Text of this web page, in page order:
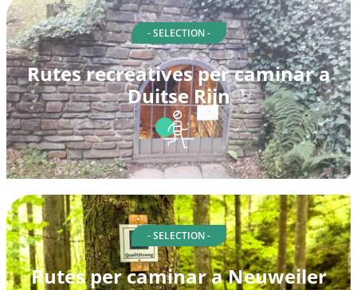
- SELECTION -
Rutes recreatives per caminar a
Duitse Rijn
- SELECTION -
Rutes per caminar a Neuweiler